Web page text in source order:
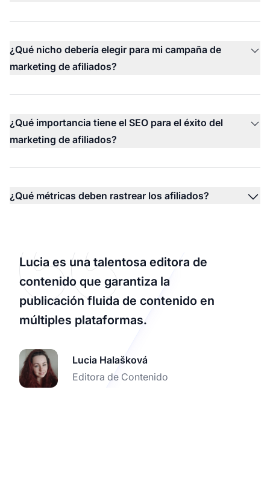
¿Qué nicho debería elegir para mi campaña de
marketing de afiliados?
¿Qué importancia tiene el SEO para el éxito del
marketing de afiliados?
¿Qué métricas deben rastrear los afiliados?
Lucia es una talentosa editora de
contenido que garantiza la
publicación fluida de contenido en
múltiples plataformas.
Lucia Halašková
Editora de Contenido